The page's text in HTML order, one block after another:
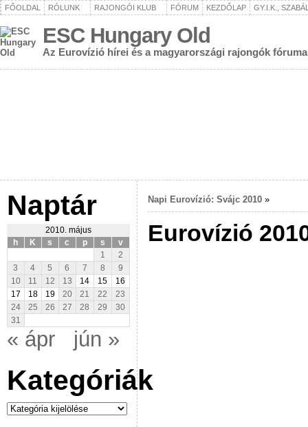
FŐOLDAL RÓLUNK RAJONGÓI KLUB FÓRUM KEZDŐLAP GY.I.K.,
ESC Hungary Old
Az Eurovízió hírei és a magyarországi rajongók fóruma
Naptár
2010. május
h
K s c p s
v
1
2
3
4 5 6 7 8
9
10
11 12 13 14 15
16
17
18 19 20 21 22
23
24
25 26 27 28 29
30
31
« ápr jún »
Kategóriák
Kategóriák
Napi Eurovízió: Svájc 2010 »
Eurovízió